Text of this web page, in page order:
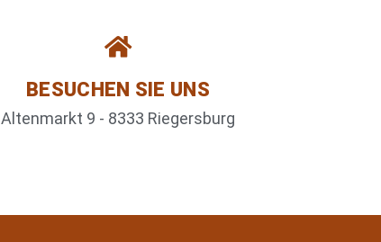
BESUCHEN SIE UNS
Altenmarkt 9 - 8333 Riegersburg